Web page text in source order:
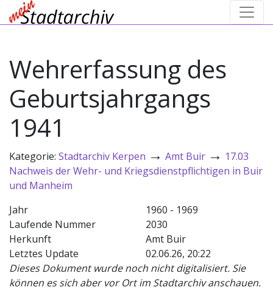
Wehrerfassung des
Geburtsjahrgangs
1941
Kategorie: Stadtarchiv Kerpen → Amt Buir → 17.03
Nachweis der Wehr- und Kriegsdienstpflichtigen in Buir
und Manheim
Jahr
1960 - 1969
Laufende Nummer
2030
Herkunft
Amt Buir
Letztes Update
02.06.26, 20:22
Dieses Dokument wurde noch nicht digitalisiert. Sie
können es sich aber vor Ort im Stadtarchiv anschauen.